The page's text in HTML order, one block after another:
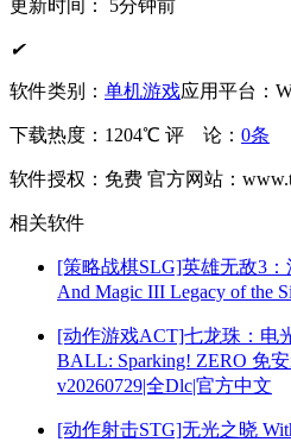
更新时间： 5分钟前
✔
软件类别： 单机游戏应用平台：
下载热度：1204℃ 评 论： 0条
软件授权：免费 官方网站：
相关软件
[策略战棋SLG]英雄无敌3：
And Magic III Legacy of the
[动作游戏ACT]七龙珠：电
BALL: Sparking! ZERO 免
v20260729|全Dlc|官方中文
[动作射击STG]无光之晓